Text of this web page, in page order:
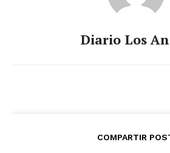
Diario Los
COMPARTIR